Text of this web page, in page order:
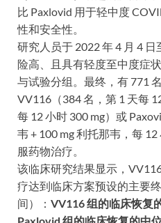
比 Paxlovid 用于轻中度
性和安全性。
研究人员于 2022 年 4 月 4
险高、且具有轻度至中度症
与试验分组。最终，有 771
VV116（384 名，第 1 天每
每 12 小时 300 mg）或
韦 + 100 mg 利托那韦，每
服药物治疗。
该临床研究结果显示，
疗达到临床方案预设的主要
间）： VV116 组的临床恢复